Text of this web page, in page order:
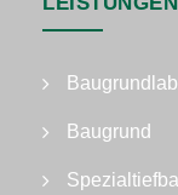
Baugrund